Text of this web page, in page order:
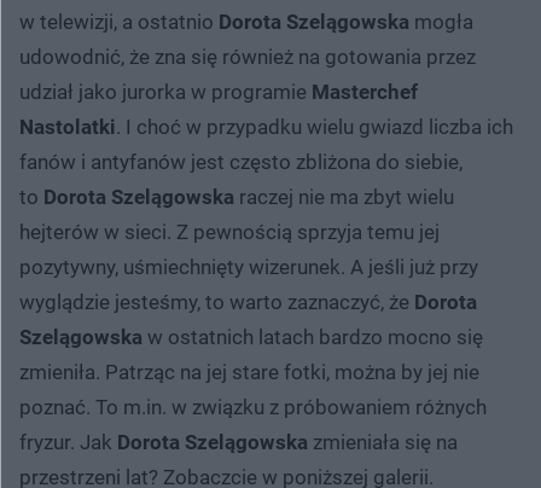
w telewizji, a ostatnio Dorota Szelągowska mogła
udowodnić, że zna się również na gotowania przez
udział jako jurorka w programie Masterchef
Nastolatki. I choć w przypadku wielu gwiazd liczba ich
fanów i antyfanów jest często zbliżona do siebie,
to Dorota Szelągowska raczej nie ma zbyt wielu
hejterów w sieci. Z pewnością sprzyja temu jej
pozytywny, uśmiechnięty wizerunek. A jeśli już przy
wyglądzie jesteśmy, to warto zaznaczyć, że Dorota
Szelągowska w ostatnich latach bardzo mocno się
zmieniła. Patrząc na jej stare fotki, można by jej nie
poznać. To m.in. w związku z próbowaniem różnych
fryzur. Jak Dorota Szelągowska zmieniała się na
przestrzeni lat? Zobaczcie w poniższej galerii.